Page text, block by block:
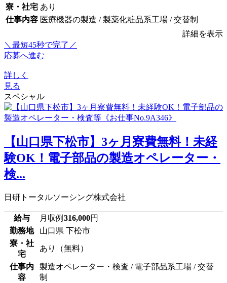
寮・社宅 あり
仕事内容 医療機器の製造 / 製薬化粧品系工場 / 交替制
詳細を表示
＼最短45秒で完了／
応募へ進む
詳しく
見る
スペシャル
【山口県下松市】3ヶ月寮費無料！未経
験OK！電子部品の製造オペレーター・
検...
日研トータルソーシング株式会社
給与 月収例 316,000円
勤務地
山口県 下松市
寮・社
宅
あり（無料）
仕事内
容
製造オペレーター・検査 / 電子部品系工場 / 交替
制